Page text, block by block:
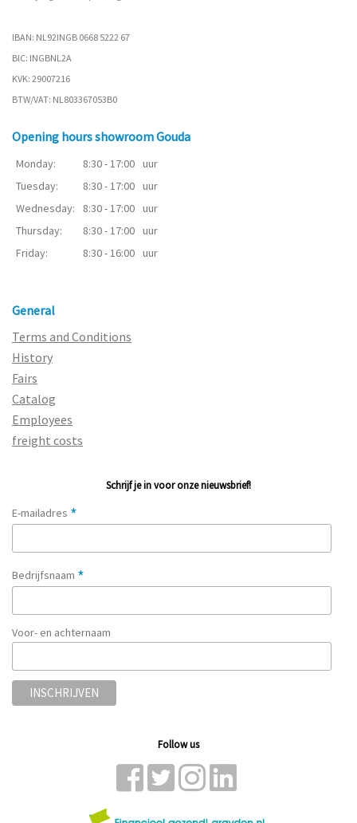
IBAN: NL92INGB 0668 5222 67
BIC: INGBNL2A
KVK: 29007216
BTW/VAT: NL803367053B0
Opening hours showroom Gouda
Monday: 8:30 - 17:00 uur
Tuesday:
8:30 - 17:00 uur
Wednesday:
8:30 - 17:00 uur
Thursday:
8:30 - 17:00 uur
Friday:
8:30 - 16:00 uur
General
Terms and Conditions
History
Fairs
Catalog
Employees
freight costs
Schrijf je in voor onze nieuwsbrief!
E-mailadres *
Bedrijfsnaam *
Voor- en achternaam
Follow us